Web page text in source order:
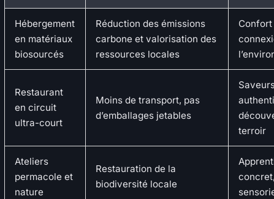
Hébergement
en matériaux
biosourcés
Réduction des émissions
carbone et valorisation des
ressources locales
Restaurant
en circuit
ultra-court
Moins de transport, pas
d’emballages jetables
terroir
Ateliers
permacole et
nature
Restauration de la
biodiversité locale